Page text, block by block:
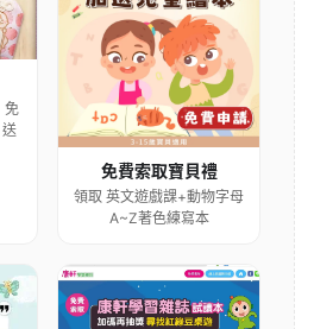
免
免費索取寶貝禮
領取 英文遊戲課+動物字母
A~Z著色練寫本